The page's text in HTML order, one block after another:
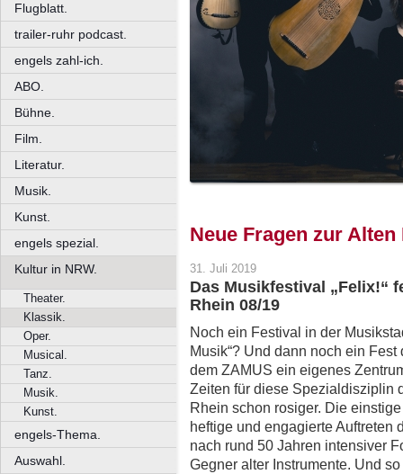
Flugblatt.
trailer-ruhr podcast.
engels zahl-ich.
ABO.
Bühne.
Film.
Literatur.
Musik.
Kunst.
engels spezial.
Kultur in NRW.
Theater.
Klassik.
Oper.
Musical.
Tanz.
Musik.
Kunst.
engels-Thema.
Auswahl.
Neue Fragen zur Alten
31. Juli 2019
Das Musikfestival „Felix!“
Rhein 08/19
Noch ein Festival in der
Musik“? Und dann noch ein
dem ZAMUS ein eigenes
Zeiten für diese Spezialdisziplin
Rhein schon rosiger. Die
heftige und engagierte Auftreten
nach rund 50 Jahren intensiver
Gegner alter Instrumente. Und